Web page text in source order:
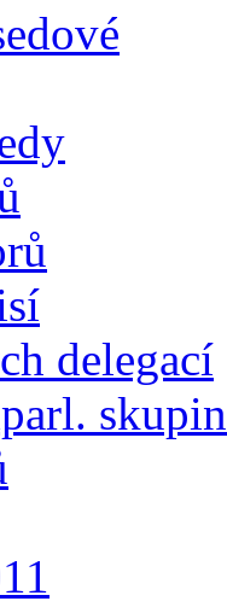
delegací
skupin